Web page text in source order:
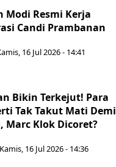
Modi Resmi Kerja
Candi Prambanan
16 Jul 2026 - 14:41
Bikin Terkejut! Para
Tak Takut Mati Demi
Marc Klok Dicoret?
Kamis, 16 Jul 2026 - 14:36